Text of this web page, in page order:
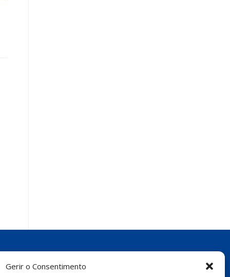
Gerir o Consentimento